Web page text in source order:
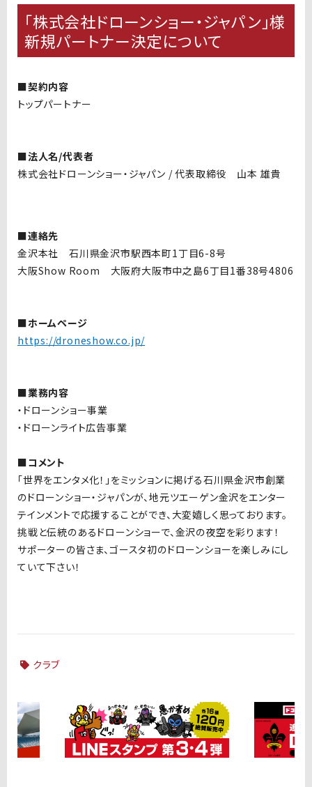
「株式会社ドローンショー・ジャパン」様
新規パートナー決定について
■契約内容
トップパートナー
■法人名/代表者
株式会社ドローンショー・ジャパン /代表取締役 山本 雄貴
■連絡先
金沢本社 石川県金沢市駅西本町1 丁目6-8号
大阪Show Room 大阪府大阪市中之島6丁目1番38号4806
■ホームページ
https://droneshow.co.jp/
■業務内容
・ドローンショー事業
・ドローンライト広告事業
■コメント
「世界をエンタメ化！」をミッションに掲げる石川県金沢市創業
のドローンショー・ジャパンが、地元ツエーゲン金沢をエンター
テインメントで応援することができ、大変嬉しく思っております。
挑戦と伝統のあるドローンショーで、金沢の夜空を彩ります！
サポーターの皆さま、ゴースタ初のドローンショーを楽しみにし
ていて下さい！
クラブ